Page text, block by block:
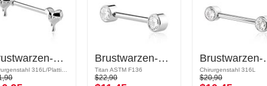
Brustwarzen-Barbell Brustwarzen-Barbell mit Kristallsteinchen
Titan ASTM F136
$22,90
Chirurgenstahl 316L
$20,90